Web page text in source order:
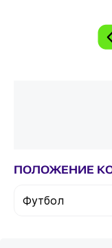
ПОЛОЖЕНИЕ
Футбол